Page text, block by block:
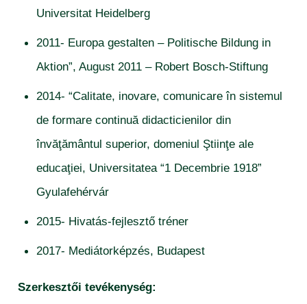
Universitat Heidelberg
2011- Europa gestalten – Politische Bildung in
Aktion”, August 2011 – Robert Bosch-Stiftung
2014- “Calitate, inovare, comunicare în sistemul
de formare continuă didacticienilor din
învăţământul superior, domeniul Ştiinţe ale
educaţiei, Universitatea “1 Decembrie 1918”
Gyulafehérvár
2015- Hivatás-fejlesztő tréner
2017- Mediátorképzés, Budapest
Szerkesztői tevékenység: